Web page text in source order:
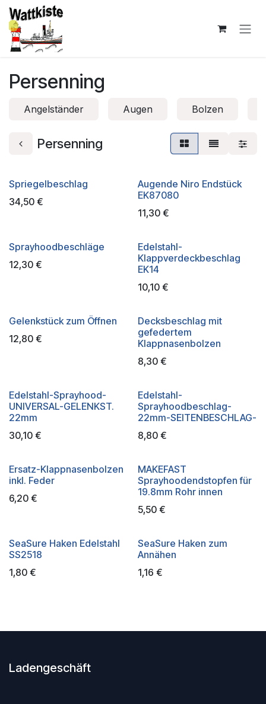
Zum Inhalt springen
Persenning
Angelständer Augen Bolzen
Persenning
Spriegelbeschlag
34,50 €
Augende Niro Endstück
EK87080
11,30€
Sprayhoodbeschläge
12,30 €
Edelstahl-
Klappverdeckbeschlag
EK14
10,10€
Gelenkstück zum Öffnen
12,80 €
Decksbeschlag mit
gefedertem
Klappnasenbolzen
8,30€
Edelstahl-Sprayhood-
UNIVERSAL-GELENKST.
22mm
30,10 €
Edelstahl-
Sprayhoodbeschlag-
22mm-SEITENBESCHLAG-
8,80€
Ersatz-Klappnasenbolzen
inkl. Feder
6,20 €
MAKEFAST
Sprayhoodendstopfen für
19.8mm Rohr innen
5,50€
SeaSure Haken Edelstahl
SS2518
1,80 €
SeaSure Haken zum
Annähen
1,16 €
Ladengeschäft